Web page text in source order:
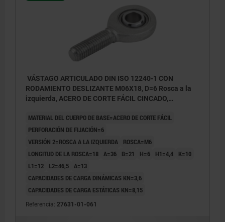
VÁSTAGO ARTICULADO DIN ISO 12240-1 CON
RODAMIENTO DESLIZANTE M06X18, D=6 Rosca a la
izquierda, ACERO DE CORTE FÁCIL CINCADO,
MATERIAL DEL CUERPO DE BASE=ACERO DE CORTE FÁCIL
PERFORACIÓN DE FIJACIÓN=6
VERSIÓN 2=ROSCA A LA IZQUIERDA
ROSCA=M6
LONGITUD DE LA ROSCA=18 A=36 B=21 H=6 H1=4,4
K=10
L1=12
L2=46,5 Α=13
CAPACIDADES DE CARGA DINÁMICAS KN=3,6
CAPACIDADES DE CARGA ESTÁTICAS KN=8,15
Referencia: 27631-01-061